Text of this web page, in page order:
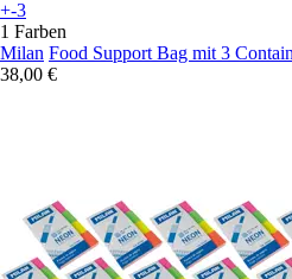
+-3
1 Farben
Milan Food Support Bag mit 3
38,00 €